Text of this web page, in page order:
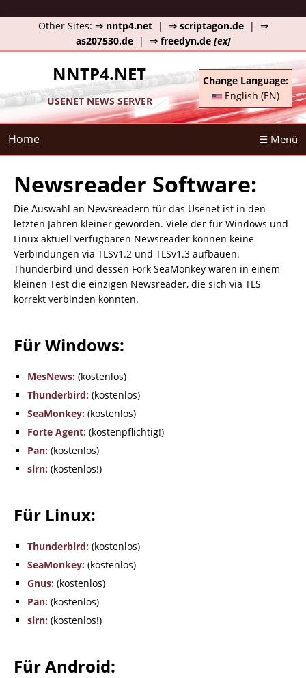
Other Sites: ⇒ nntp4.net| ⇒ scriptagon.de| ⇒
as207530.de| ⇒ freedyn.de [ex]
NNTP4.NET
USENET NEWS SERVER
Change Language:
English (EN)
Home ☰ Menü
Newsreader Software:
Die Auswahl an Newsreadern für das Usenet ist in den
letzten Jahren kleiner geworden. Viele der für Windows und
Linux aktuell verfügbaren Newsreader können keine
Verbindungen via TLSv1.2 und TLSv1.3 aufbauen.
Thunderbird und dessen Fork SeaMonkey waren in einem
kleinen Test die einzigen Newsreader, die sich via TLS
korrekt verbinden konnten.
Für Windows:
MesNews: (kostenlos)
Thunderbird: (kostenlos)
SeaMonkey: (kostenlos)
Forte Agent: (kostenpflichtig!)
Pan: (kostenlos)
slrn: (kostenlos!)
Für Linux:
Thunderbird: (kostenlos)
SeaMonkey: (kostenlos)
Gnus: (kostenlos)
Pan: (kostenlos)
slrn: (kostenlos!)
Für Android: